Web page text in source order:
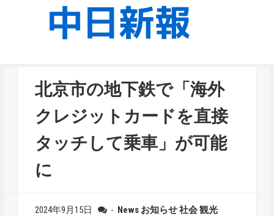
北京市の地下鉄で「海外
クレジットカードを直接
タッチして乗車」が可能
に
2024年9月15日 - News お知らせ社会観光